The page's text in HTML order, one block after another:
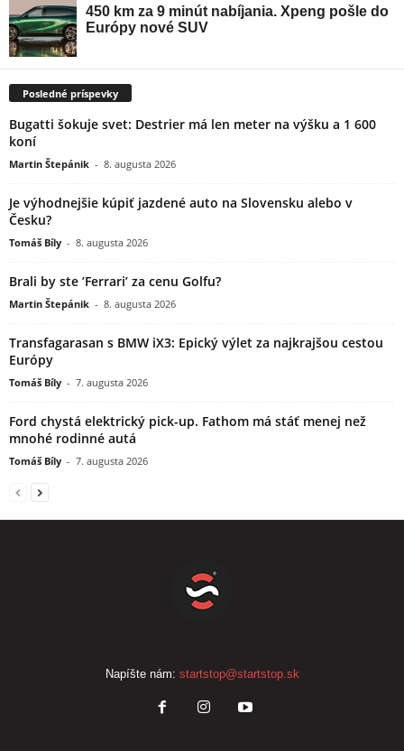
Posledné príspevky
Bugatti šokuje svet: Destrier má len meter na výšku a 1 600
koní
Martin Štepánik - 8. augusta 2026
Je výhodnejšie kúpiť jazdené auto na Slovensku alebo v
Česku?
Tomáš Bíly - 8. augusta 2026
Brali by ste ’Ferrari’ za cenu Golfu?
Martin Štepánik - 8. augusta 2026
Transfagarasan s BMW iX3: Epický výlet za najkrajšou cestou
Európy
Tomáš Bíly - 7. augusta 2026
Ford chystá elektrický pick-up. Fathom má stáť menej než
mnohé rodinné autá
Tomáš Bíly - 7. augusta 2026
Napíšte nám: startstop@startstop.sk